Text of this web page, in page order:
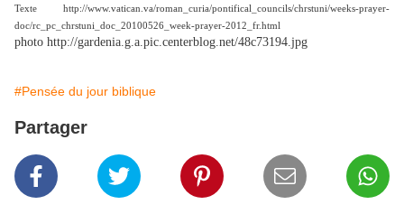
Texte http://www.vatican.va/roman_curia/pontifical_councils/chrstuni/weeks-prayer-
doc/rc_pc_chrstuni_doc_20100526_week-prayer-2012_fr.html
photo http://gardenia.g.a.pic.centerblog.net/48c73194.jpg
#Pensée du jour biblique
Partager